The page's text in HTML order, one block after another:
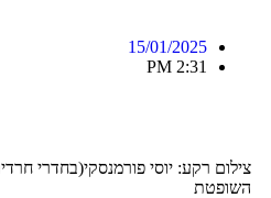
15/01/2025
2:31 PM
צילום רקע: יוסי פורמנסקי(בחדרי
השופטת